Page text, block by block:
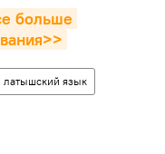
больше
латышский язык